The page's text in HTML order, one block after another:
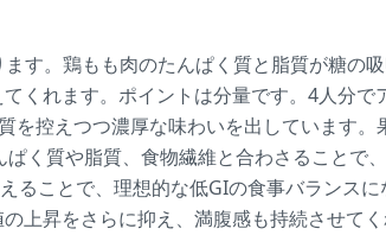
す。鶏もも肉のたんぱく質と脂質が糖の
くれます。ポイントは分量です。4人分で
控えつつ濃厚な味わいを出しています。
く質や脂質、食物繊維と合わさることで
ることで、理想的な低GIの食事バランスに
上昇をさらに抑え、満腹感も持続させてく